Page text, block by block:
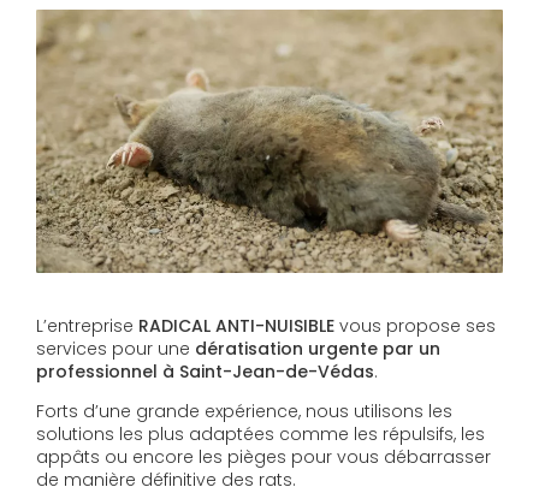
L’entreprise RADICAL ANTI-NUISIBLE vous propose ses
services pour une dératisation urgente par un
professionnel à Saint-Jean-de-Védas.
Forts d’une grande expérience, nous utilisons les
solutions les plus adaptées comme les répulsifs, les
appâts ou encore les pièges pour vous débarrasser
de manière définitive des rats.